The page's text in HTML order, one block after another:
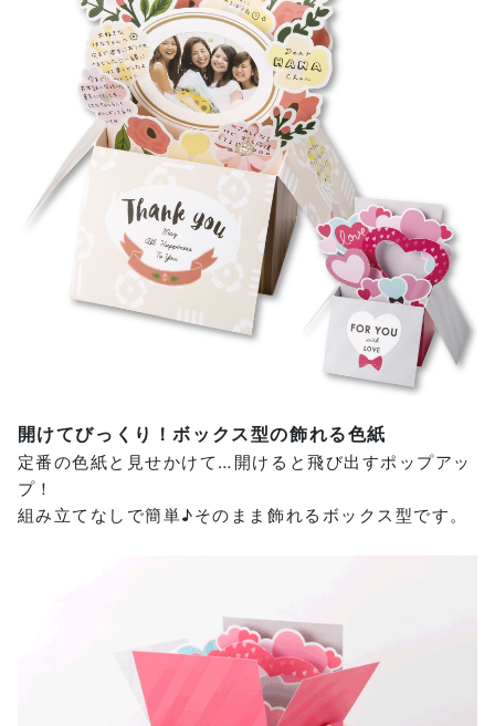
開けてびっくり！ボックス型の飾れる色紙
定番の色紙と見せかけて…開けると飛び出すポップアッ
プ！
組み立てなしで簡単♪そのまま飾れるボックス型です。